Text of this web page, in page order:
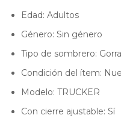
Edad: Adultos
Género: Sin género
Tipo de sombrero: Gorra
Condición del ítem:
Modelo: TRUCKER
Con cierre ajustable: Sí